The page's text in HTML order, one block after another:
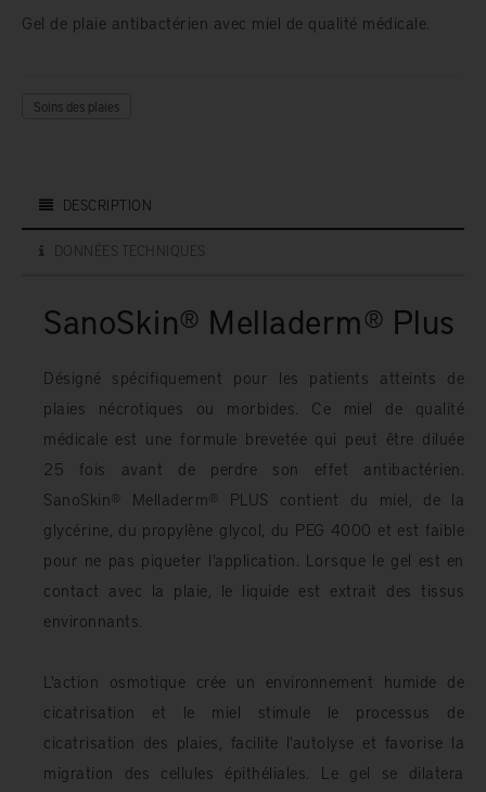
Gel de plaie antibactérien avec miel de qualité médicale.
Soins des plaies
DESCRIPTION
DONNÉES TECHNIQUES
SanoSkin® Melladerm® Plus
Désigné spécifiquement pour les patients atteints de
plaies nécrotiques ou morbides. Ce miel de qualité
médicale est une formule brevetée qui peut être diluée
25 fois avant de perdre son effet antibactérien.
SanoSkin® Melladerm® PLUS contient du miel, de la
glycérine, du propylène glycol, du PEG 4000 et est faible
pour ne pas piqueter l'application. Lorsque le gel est en
contact avec la plaie, le liquide est extrait des tissus
environnants.
L'action osmotique crée un environnement humide de
cicatrisation et le miel stimule le processus de
cicatrisation des plaies, facilite l'autolyse et favorise la
migration des cellules épithéliales. Le gel se dilatera